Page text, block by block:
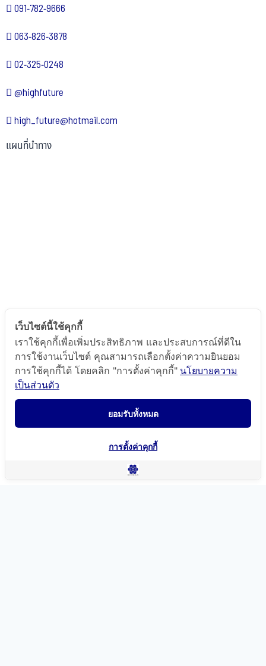
091-782-9666
063-826-3878
02-325-0248
@highfuture
high_future@hotmail.com
แผนที่นำทาง
เว็บไซต์นี้ใช้คุกกี้
เราใช้คุกกี้เพื่อเพิ่มประสิทธิภาพ และประสบการณ์ที่ดีใน
การใช้งานเว็บไซต์ คุณสามารถเลือกตั้งค่าความยินยอม
การใช้คุกกี้ได้ โดยคลิก "การตั้งค่าคุกกี้" นโยบายความ
เป็นส่วนตัว
ยอมรับทั้งหมด
การตั้งค่าคุกกี้